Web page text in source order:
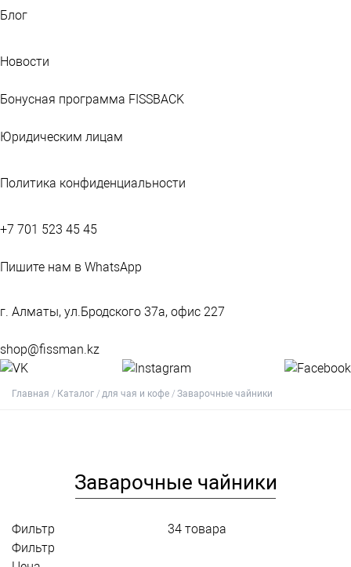
Блог
Новости
Бонусная программа FISSBACK
Юридическим лицам
Политика конфиденциальности
+7 701 523 45 45
Пишите нам в WhatsApp
г. Алматы, ул.Бродского 37а, офис 227
shop@fissman.kz
Главная Каталог для чая и кофе Заварочные чайники
Заварочные чайники
Фильтр 34 товара
Фильтр